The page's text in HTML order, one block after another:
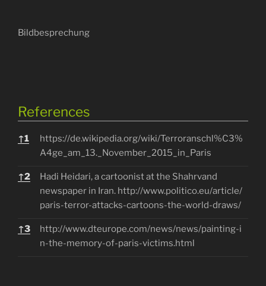
Bildbesprechung
References
References
↑1
https://de.wikipedia.org/wiki/Terroranschl%C3%
A4ge_am_13._November_2015_in_Paris
↑2
Hadi Heidari, a cartoonist at the Shahrvand
newspaper in Iran. http://www.politico.eu/article/
paris-terror-attacks-cartoons-the-world-draws/
↑3
http://www.dteurope.com/news/news/painting-i
n-the-memory-of-paris-victims.html